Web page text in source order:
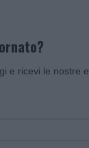
e ricevi le nostre